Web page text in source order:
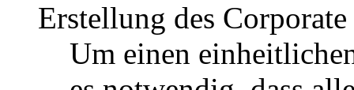
Erstellung des
Um einen